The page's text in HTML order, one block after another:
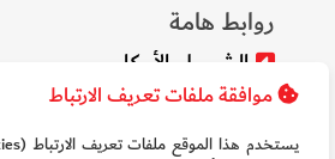
موافقة ملفات تعريف الارتباط
روابط هامة
الشروط والأحكام
سياسة الخصوصية
من نحن